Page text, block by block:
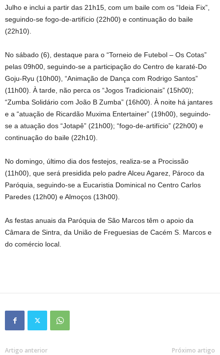
Julho e inclui a partir das 21h15, com um baile com os “Ideia Fix”,
seguindo-se fogo-de-artifício (22h00) e continuação do baile
(22h10).
No sábado (6), destaque para o “Torneio de Futebol – Os Cotas”
pelas 09h00, seguindo-se a participação do Centro de karaté-Do
Goju-Ryu (10h00), “Animação de Dança com Rodrigo Santos”
(11h00). À tarde, não perca os “Jogos Tradicionais” (15h00);
“Zumba Solidário com João B Zumba” (16h00). À noite há jantares
e a “atuação de Ricardão Muxima Entertainer” (19h00), seguindo-
se a atuação dos “Jotapê” (21h00); “fogo-de-artifício” (22h00) e
continuação do baile (22h10).
No domingo, último dia dos festejos, realiza-se a Procissão
(11h00), que será presidida pelo padre Alceu Agarez, Pároco da
Paróquia, seguindo-se a Eucaristia Dominical no Centro Carlos
Paredes (12h00) e Almoços (13h00).
As festas anuais da Paróquia de São Marcos têm o apoio da
Câmara de Sintra, da União de Freguesias de Cacém S. Marcos e
do comércio local.
Artigo anterior Próximo artigo